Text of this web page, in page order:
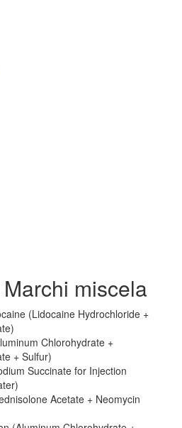
miscela
(Lidocaine Hydrochloride +
Chlorohydrate +
+ Sulfur)
Succinate for Injection
Acetate + Neomycin